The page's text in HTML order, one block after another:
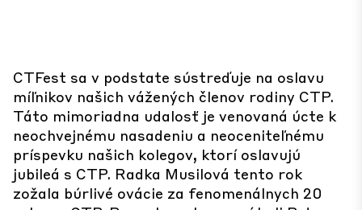
CTFest sa v podstate sústreďuje na oslavu
míľnikov našich vážených členov rodiny CTP.
Táto mimoriadna udalosť je venovaná úcte k
neochvejnému nasadeniu a neoceniteľnému
príspevku našich kolegov, ktorí oslavujú
jubileá s CTP. Radka Musilová tento rok
zožala búrlivé ovácie za fenomenálnych 20